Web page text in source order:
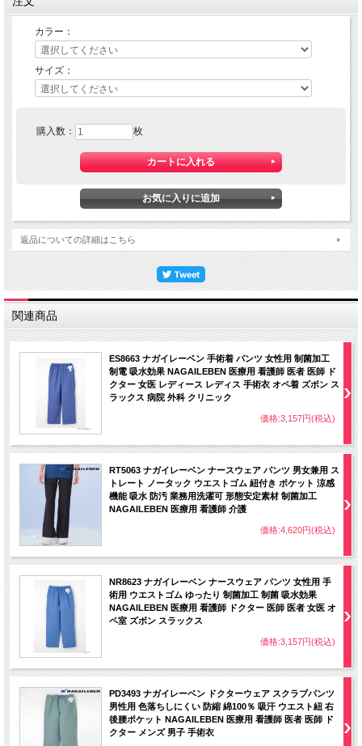
素材はNIを使用。
・ポリエステル90％綿10％（制電糸入り）
・ニット(サーキュラーニット）
●透け防止フルダルポリエステル糸使いにより、極めて高い透け防止効果がありま
す。
●極めて高いストレッチ性が有ります。
●特殊な糸使いにより、肌に触れるとヒヤっとする接触冷感素材です。
●ニット素材のため、通気性があり、防皺性にも優れています。
●洗濯耐久性のある制菌加工を施し、清潔で快適に着用していただけます。
●着用時のまとわりつきや、パチパチ放電を低減させるために制電糸を使用してい
ます。
●業務用洗濯にも耐えうる形態安定素材です。
※こちらは股下フリーの商品です。ご一緒に裾上げテープはいかがですか？
カラー：
サイズ：
購入数： 枚
返品についての詳細はこちら
関連商品
ES8663 ナガイレーベン 手術着 パンツ 女性用 制菌加工
制電 吸水効果 NAGAILEBEN 医療用 看護師 医者 医師 ド
クター 女医 レディース レディス 手術衣 オペ着 ズボン ス
ラックス 病院 外科 クリニック
価格:3,157円(税込)
RT5063 ナガイレーベン ナースウェア パンツ 男女兼用 ス
トレート ノータック ウエストゴム 紐付き ポケット 涼感
機能 吸水 防汚 業務用洗濯可 形態安定素材 制菌加工
NAGAILEBEN 医療用 看護師 介護
価格:4,620円(税込)
NR8623 ナガイレーベン ナースウェア パンツ 女性用 手
術用 ウエストゴム ゆったり 制菌加工 制菌 吸水効果
NAGAILEBEN 医療用 看護師 ドクター 医師 医者 女医 オ
ペ室 ズボン スラックス
価格:3,157円(税込)
PD3493 ナガイレーベン ドクターウェア スクラブパンツ
男性用 色落ちしにくい 防縮 綿100％ 吸汗 ウエスト紐 右
後腰ポケット NAGAILEBEN 医療用 看護師 医者 医師 ド
クター メンズ 男子 手術衣